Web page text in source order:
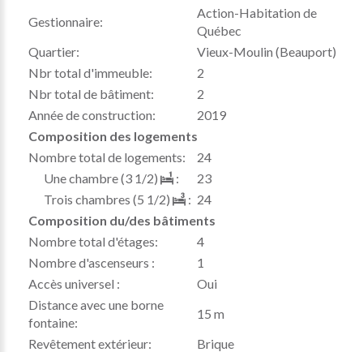
Gestionnaire:
Action-Habitation de
Québec
Quartier:
Vieux-Moulin (Beauport)
Nbr total d'immeuble:
2
Nbr total de bâtiment:
2
Année de construction:
2019
Composition des logements
Nombre total de logements:
24
Une chambre (3 1/2)
:
23
Trois chambres (5 1/2)
: 24
Composition du/des bâtiments
Nombre total d'étages:
4
Nombre d'ascenseurs :
1
Accès universel :
Oui
Distance avec une borne
fontaine:
15 m
Revêtement extérieur:
Brique